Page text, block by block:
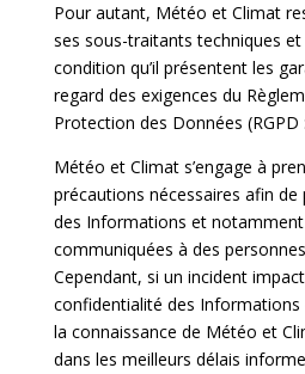
Pour autant, Météo et Climat
ses sous-traitants techniques
condition qu’il présentent les
regard des exigences du
Protection des Données (RGPD
Météo et Climat s’engage à
précautions nécessaires afin de
des Informations et notamment
communiquées à des
Cependant, si un incident
confidentialité des Informations
la connaissance de Météo et
dans les meilleurs délais